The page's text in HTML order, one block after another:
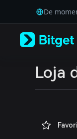
Tiếng Việt
Русский
Español
Português (Portugal)
Bahasa Indonesia
De
Loja